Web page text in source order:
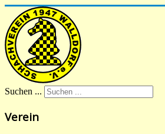
Suchen ...
Verein